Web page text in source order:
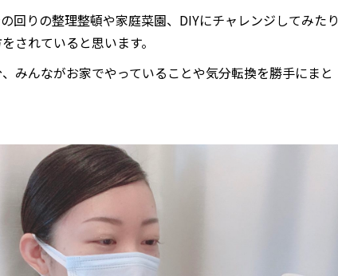
回りの整理整頓や家庭菜園、DIYにチャレンジしてみたり
されていると思います。
みんながお家でやっていることや気分転換を勝手にまと